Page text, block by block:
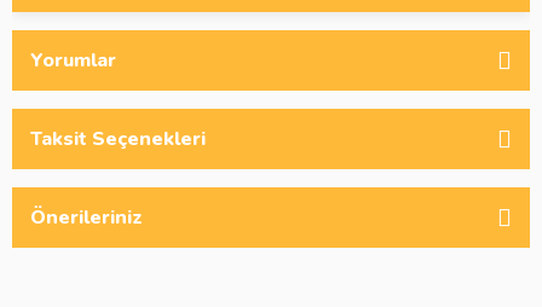
Yorumlar
Taksit Seçenekleri
Önerileriniz